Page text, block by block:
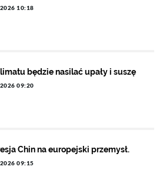
10:18
będzie nasilać upały i suszę
09:20
Chin na europejski przemysł.
09:15